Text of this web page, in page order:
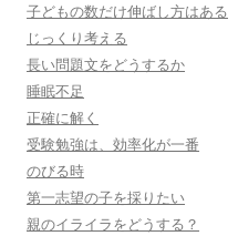
子どもの数だけ伸ばし方はある
じっくり考える
長い問題文をどうするか
睡眠不足
正確に解く
受験勉強は、効率化が一番
のびる時
第一志望の子を採りたい
親のイライラをどうする？